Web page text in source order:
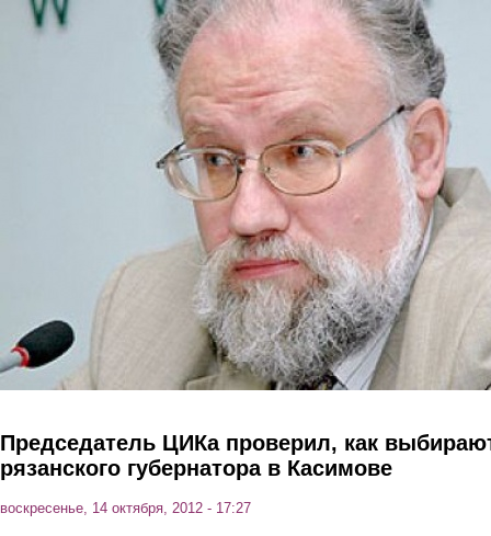
Перейти к основному содержанию
Председатель ЦИКа проверил, как
рязанского губернатора в Касимове
воскресенье, 14 октября, 2012 - 17:27